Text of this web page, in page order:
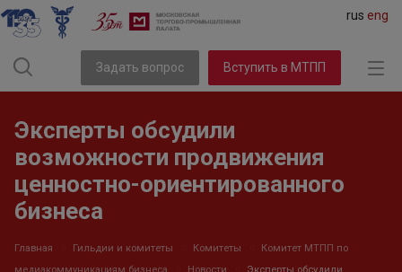
rus eng
Задать вопрос Вступить в МТПП
Эксперты обсудили
возможности продвижения
ценностно-ориентированного
бизнеса
Главная Гильдии и комитеты Комитеты
Комитет МТПП по